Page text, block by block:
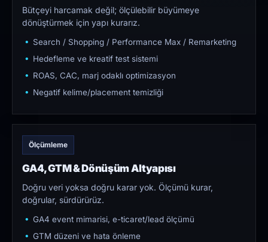
Bütçeyi harcamak değil; ölçülebilir büyümeye
dönüştürmek için yapı kurarız.
Search / Shopping / Performance Max / Remarketing
Hedefleme ve kreatif test sistemi
ROAS, CAC, marj odaklı optimizasyon
Negatif kelime/placement temizliği
Ölçümleme
GA4, GTM & Dönüşüm Altyapısı
Doğru veri yoksa doğru karar yok. Ölçümü kurar,
doğrular, sürdürürüz.
GA4 event mimarisi, e-ticaret/lead ölçümü
GTM düzeni ve hata önleme